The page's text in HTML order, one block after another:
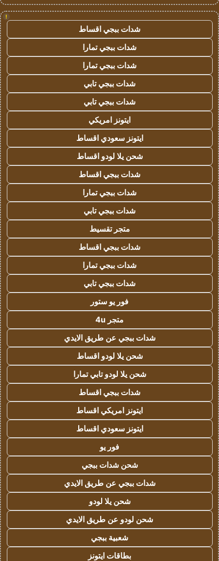
!
شدات ببجي اقساط
شدات ببجي تمارا
شدات ببجي تمارا
شدات ببجي تابي
شدات ببجي تابي
ايتونز امريكي
ايتونز سعودي اقساط
شحن يلا لودو اقساط
شدات ببجي اقساط
شدات ببجي تمارا
شدات ببجي تابي
متجر تقسيط
شدات ببجي اقساط
شدات ببجي تمارا
شدات ببجي تابي
فور يو ستور
متجر 4u
شدات ببجي عن طريق الايدي
شحن يلا لودو اقساط
شحن يلا لودو تابي تمارا
شدات ببجي اقساط
ايتونز امريكي اقساط
ايتونز سعودي اقساط
فور يو
شحن شدات ببجي
شدات ببجي عن طريق الايدي
شحن يلا لودو
شحن لودو عن طريق الايدي
شعبية ببجي
بطاقات ايتونز